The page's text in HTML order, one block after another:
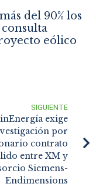
del 90% los
eólico
SIGUIENTE
exige
por
contrato
entre XM y
Siemens-
Endimensions